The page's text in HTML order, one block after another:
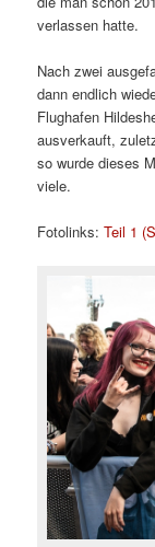
verlassen hatte.
Nach zwei
dann endlich
Flughafen
ausverkauft,
so wurde dieses
viele.
Fotolinks:Teil 1